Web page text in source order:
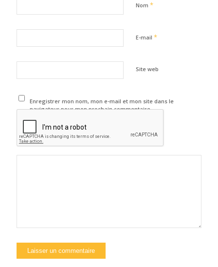
Nom *
E-mail *
Site web
Enregistrer mon nom, mon e-mail et mon site dans le
navigateur pour mon prochain commentaire.